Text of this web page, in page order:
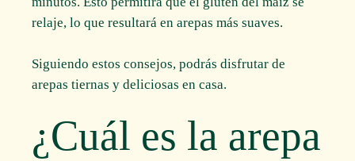
relaje, lo que resultará en arepas más suaves.
Siguiendo estos consejos, podrás disfrutar de
arepas tiernas y deliciosas en casa.
¿Cuál es la arepa